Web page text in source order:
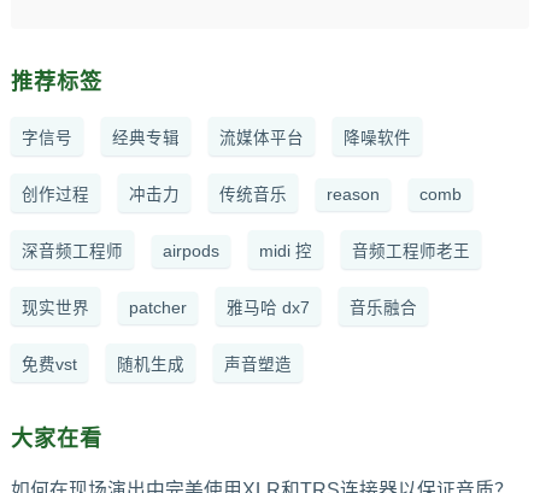
推荐标签
字信号 经典专辑 流媒体平台 降噪软件
创作过程 冲击力 传统音乐 reason comb
深音频工程师 airpods midi 控 音频工程师老王
现实世界 patcher 雅马哈 dx7 音乐融合
免费vst 随机生成 声音塑造
大家在看